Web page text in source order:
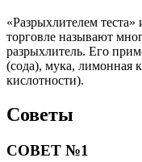
«Разрыхлителем
торговле называют
разрыхлитель. Его
(сода), мука, лимонная
кислотности).
Советы
СОВЕТ №1